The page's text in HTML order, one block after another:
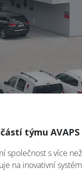
týmu AVAPS
společnost s více
na inovativní